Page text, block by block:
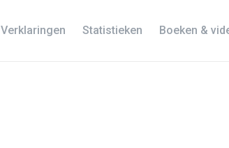
Verklaringen Statistieken Boeken &